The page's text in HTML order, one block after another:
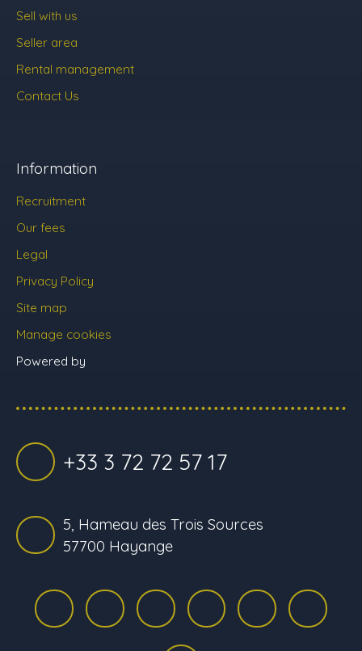
Sell with us
Seller area
Rental management
Contact Us
Information
Recruitment
Our fees
Legal
Privacy Policy
Site map
Manage cookies
Powered by
+33 3 72 72 57 17
5, Hameau des Trois Sources
57700 Hayange